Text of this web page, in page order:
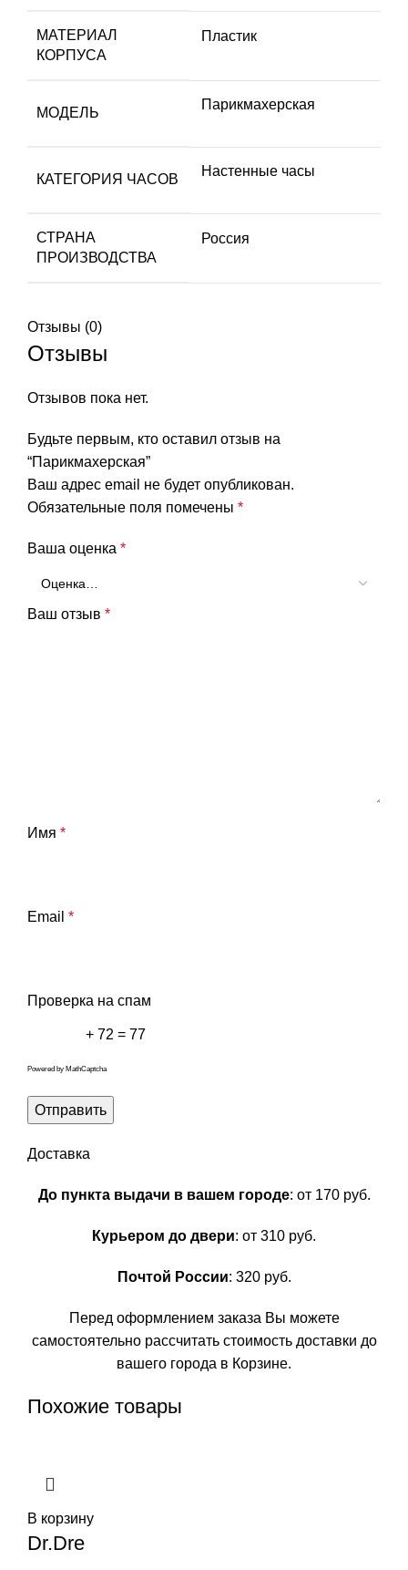
МАТЕРИАЛ
КОРПУСА
Пластик
МОДЕЛЬ
Парикмахерская
КАТЕГОРИЯ ЧАСОВ
Настенные часы
СТРАНА
ПРОИЗВОДСТВА
Россия
Отзывы (0)
Отзывы
Отзывов пока нет.
Будьте первым, кто оставил отзыв на
“Парикмахерская”
Ваш адрес email не будет опубликован.
Обязательные поля помечены *
Ваша оценка *
Ваш отзыв *
Имя *
Email *
Проверка на спам
+ 72 = 77
Powered by MathCaptcha
Доставка
До пункта выдачи в вашем городе: от 170 руб.
Курьером до двери: от 310 руб.
Почтой России: 320 руб.
Перед оформлением заказа Вы можете
самостоятельно рассчитать стоимость доставки до
вашего города в Корзине.
Похожие товары
В корзину
Dr.Dre